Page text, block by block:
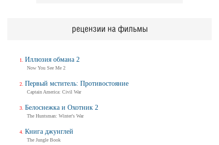
Балерина
Ballerina
Балерина
рецензии на фильмы
Иллюзия обмана 2
Now You See Me 2
Первый мститель: Противостояние
Captain America: Civil War
Белоснежка и Охотник 2
The Huntsman: Winter's War
Книга джунглей
The Jungle Book